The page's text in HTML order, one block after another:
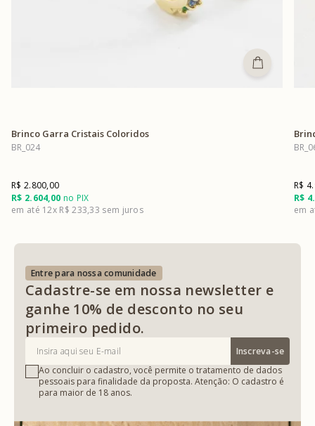
Brinco Garra Cristais Coloridos
BR_024
R$ 2.604,00 no PIX
R$ 2.800,00
12x R$ 233,33
R$
R$
Entre para nossa comunidade
Cadastre-se em nossa newsletter e
ganhe 10% de desconto no seu
primeiro pedido.
Inscreva-se
Ao concluir o cadastro, você permite o tratamento de dados
pessoais para finalidade da proposta. Atenção: O cadastro é
para maior de 18 anos.